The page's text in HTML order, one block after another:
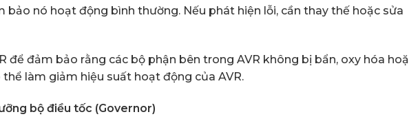
bảo nó hoạt động bình thường. Nếu phát hiện lỗi, cần thay thế hoặc sửa
để đảm bảo rằng các bộ phận bên trong AVR không bị bẩn, oxy hóa
làm giảm hiệu suất hoạt động của AVR.
bộ điều tốc (Governor)